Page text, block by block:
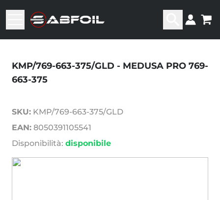
KMP/769-663-375/GLD - MEDUSA PRO 769-
663-375
SKU: KMP/769-663-375/GLD
EAN: 8050391105541
Disponibilità: disponibile